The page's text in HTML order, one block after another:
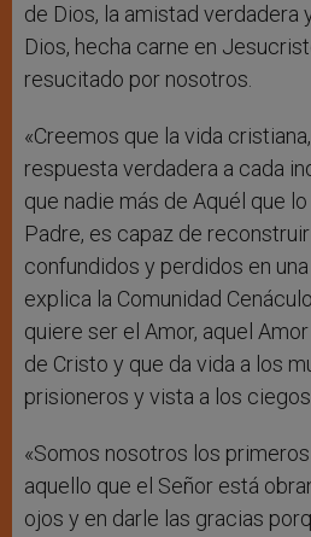
de Dios, la amistad verdadera
Dios, hecha carne en
resucitado por nosotros.
«Creemos que la vida
respuesta verdadera a cada
que nadie más de Aquél que
Padre, es capaz de
confundidos y perdidos en
explica la Comunidad
quiere ser el Amor, aquel
de Cristo y que da vida a los
prisioneros y vista a los
«Somos nosotros los
aquello que el Señor está
ojos y en darle las gracias